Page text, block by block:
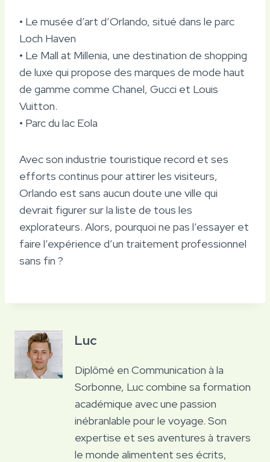
• Le musée d’art d’Orlando, situé dans le parc
Loch Haven
• Le Mall at Millenia, une destination de shopping
de luxe qui propose des marques de mode haut
de gamme comme Chanel, Gucci et Louis
Vuitton.
• Parc du lac Eola
Avec son industrie touristique record et ses
efforts continus pour attirer les visiteurs,
Orlando est sans aucun doute une ville qui
devrait figurer sur la liste de tous les
explorateurs. Alors, pourquoi ne pas l’essayer et
faire l’expérience d’un traitement professionnel
sans fin ?
Luc
Diplômé en Communication à la
Sorbonne, Luc combine sa formation
académique avec une passion
inébranlable pour le voyage. Son
expertise et ses aventures à travers
le monde alimentent ses écrits,